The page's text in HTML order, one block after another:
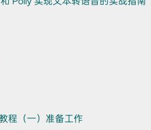
程（一）准备工作